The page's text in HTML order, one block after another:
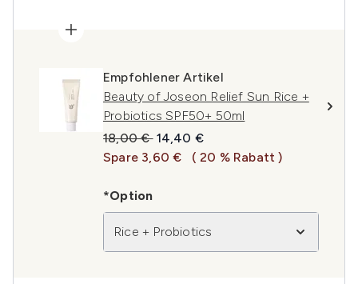
Empfohlener Artikel
Beauty of Joseon Relief Sun Rice +
Probiotics SPF50+ 50ml
Unverbindliche Preisempfehlung:
18,00 € Aktueller Preis:
14,40 €
Spare 3,60 €
( 20 % Rabatt )
*Option
Rice + Probiotics